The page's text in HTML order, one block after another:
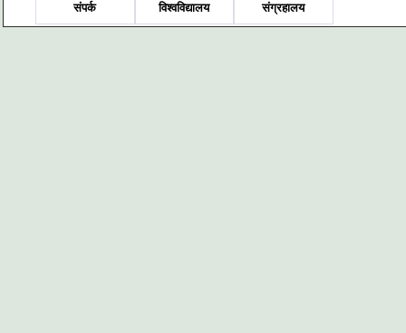
संपर्क विश्वविद्यालय संग्रहालय